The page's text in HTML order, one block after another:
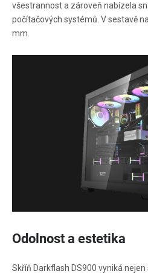
všestrannost a zároveň nabízela
počítačových systémů. V sestavě
mm.
Odolnost a estetika
Skříň Darkflash DS900 vyniká